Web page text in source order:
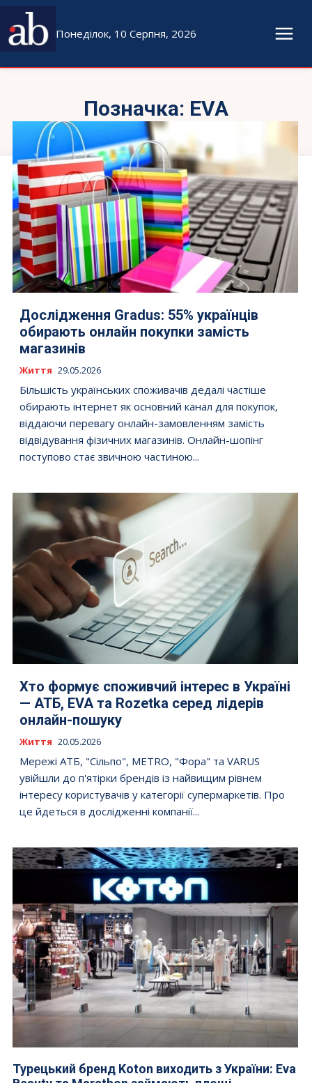
Понеділок, 10 Серпня, 2026
Позначка: EVA
Дослідження Gradus: 55% українців
обирають онлайн покупки замість
магазинів
Життя 29.05.2026
Більшість українських споживачів дедалі частіше
обирають інтернет як основний канал для покупок,
віддаючи перевагу онлайн-замовленням замість
відвідування фізичних магазинів. Онлайн-шопінг
поступово стає звичною частиною...
Хто формує споживчий інтерес в Україні
— АТБ, EVA та Rozetka серед лідерів
онлайн-пошуку
Життя 20.05.2026
Мережі АТБ, "Сільпо", METRO, "Фора" та VARUS
увійшли до п'ятірки брендів із найвищим рівнем
інтересу користувачів у категорії супермаркетів. Про
це йдеться в дослідженні компанії...
Турецький бренд Koton виходить з України: Eva